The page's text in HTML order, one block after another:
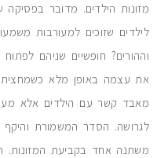
מזונות הילדים. מדובר
לילדים שזוכים למעורבות
וההורים? חופשיים שניהם
את עצמה באופן מלא
מאבד קשר עם הילדים אלא
לגרושה. הסדר המשמורת והיקף
משתנה אחד בקביעת המזונות.